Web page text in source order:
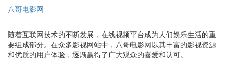
八哥电影网
随着互联网技术的不断发展，在线视频平台成为人们娱乐生活的重
要组成部分。在众多影视网站中，八哥电影网以其丰富的影视资源
和优质的用户体验，逐渐赢得了广大观众的喜爱和认可。